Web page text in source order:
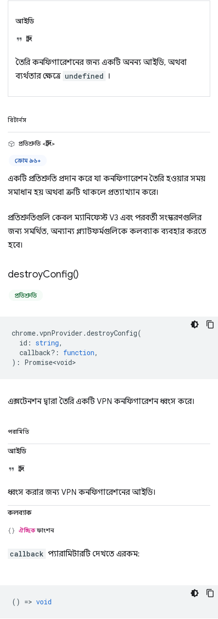
আইডি
স্ট্রিং
তৈরি কনফিগারেশনের জন্য একটি অনন্য আইডি, অথবা
ব্যর্থতার ক্ষেত্রে undefined ।
রিটার্নস
প্রতিশ্রুতি <স্ট্রিং>
ক্রোম ৯৬+
একটি প্রতিশ্রুতি প্রদান করে যা কনফিগারেশন তৈরি হওয়ার সময়
সমাধান হয় অথবা ত্রুটি থাকলে প্রত্যাখ্যান করে।
প্রতিশ্রুতিগুলি কেবল ম্যানিফেস্ট V3 এবং পরবর্তী সংস্করণগুলির
জন্য সমর্থিত, অন্যান্য প্ল্যাটফর্মগুলিকে কলব্যাক ব্যবহার করতে
হবে।
destroyConfig()
প্রতিশ্রুতি
chrome.vpnProvider .destroyConfig(
id : string,
callback? : function,
) : Promise<void>
এক্সটেনশন দ্বারা তৈরি একটি VPN কনফিগারেশন ধ্বংস করে।
পরামিতি
আইডি
স্ট্রিং
ধ্বংস করার জন্য VPN কনফিগারেশনের আইডি।
কলব্যাক
ঐচ্ছিকফাংশন
callback প্যারামিটারটি দেখতে এরকম:
() => void